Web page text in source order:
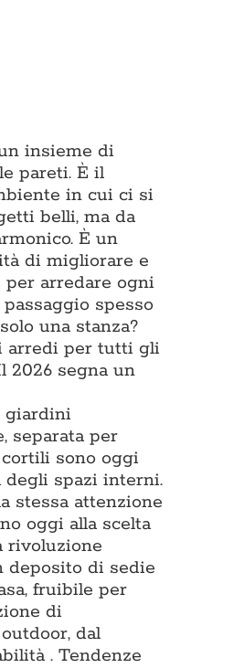
insieme di
pareti. È il
in cui ci si
belli, ma da
È un
di migliorare e
arredare ogni
spesso
una stanza?
arredi per tutti gli
2026 segna un
giardini
separata per
sono oggi
degli spazi interni.
stessa attenzione
oggi alla scelta
rivoluzione
deposito di sedie
fruibile per
di
dal
. Tendenze